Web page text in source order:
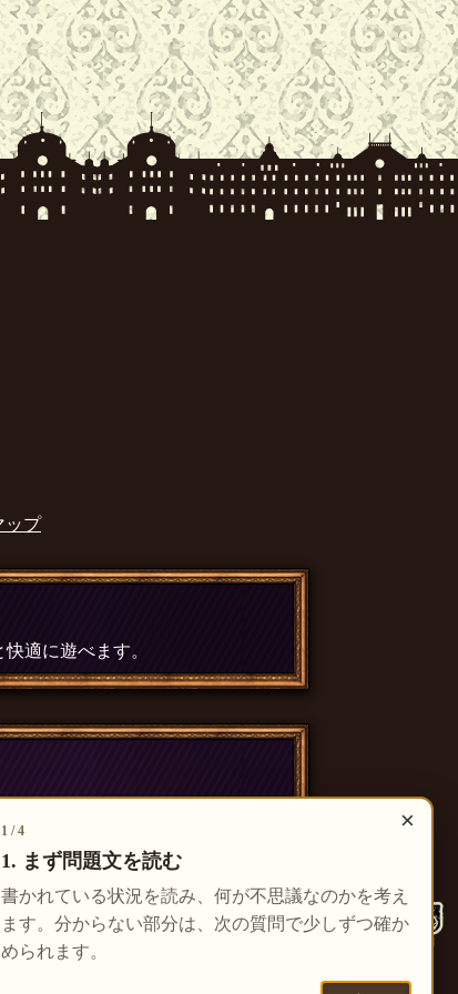
×
1 / 4
1. まず問題文を読む
書かれている状況を読み、何が不思議なのかを考え
ます。分からない部分は、次の質問で少しずつ確か
められます。
ップ
適に遊べます。